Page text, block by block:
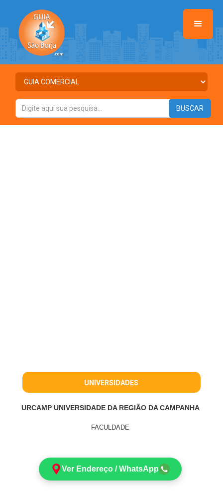
UNIVERSIDADES
URCAMP UNIVERSIDADE DA REGIÃO DA CAMPANHA
FACULDADE
Ver Endereço / WhatsApp